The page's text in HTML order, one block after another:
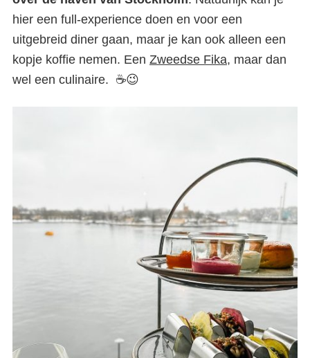
hier een full-experience doen en voor een
uitgebreid diner gaan, maar je kan ook alleen een
kopje koffie nemen. Een Zweedse Fika, maar dan
wel een culinaire. ☕😉